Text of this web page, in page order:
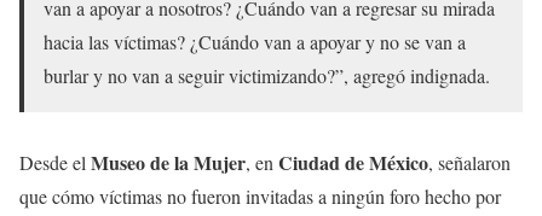
van a apoyar a nosotros? ¿Cuándo van a regresar su mirada
hacia las víctimas? ¿Cuándo van a apoyar y no se van a
burlar y no van a seguir victimizando?”, agregó indignada.
Desde el Museo de la Mujer, en Ciudad de México, señalaron
que cómo víctimas no fueron invitadas a ningún foro hecho por